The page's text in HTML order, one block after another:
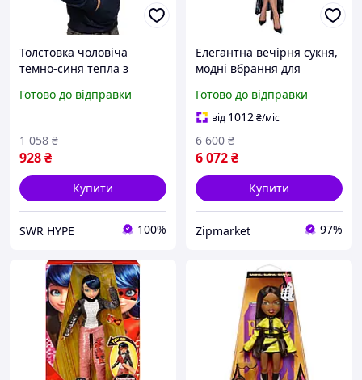
Толстовка чоловіча
темно-синя тепла з
з капюшоном Модна
Готово до відправки
928₴
1 058 ₴
Купити
SWR HYPE 100%
Елегантна вечірня сукня,
модні вбрання для
шикарні сукні для жінок
Готово до відправки
від 1012₴/міс
6 072₴
6 600 ₴
Купити
Zipmarket 97%